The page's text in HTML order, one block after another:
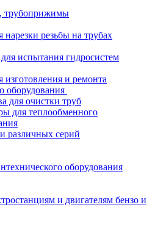
трубоприжимы
нарезки резьбы на трубах
испытания гидросистем
изготовления и ремонта
оборудования
для очистки труб
для теплообменного
различных серий
оборудования
и двигателям бензо и